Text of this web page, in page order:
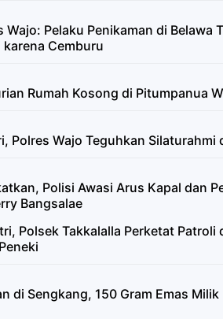
Wajo: Pelaku Penikaman di Belawa
karena Cemburu
Rumah Kosong di Pitumpanua
Polres Wajo Teguhkan Silaturahmi
Polisi Awasi Arus Kapal dan
Bangsalae
Polsek Takkalalla Perketat Patroli
di Sengkang, 150 Gram Emas Milik